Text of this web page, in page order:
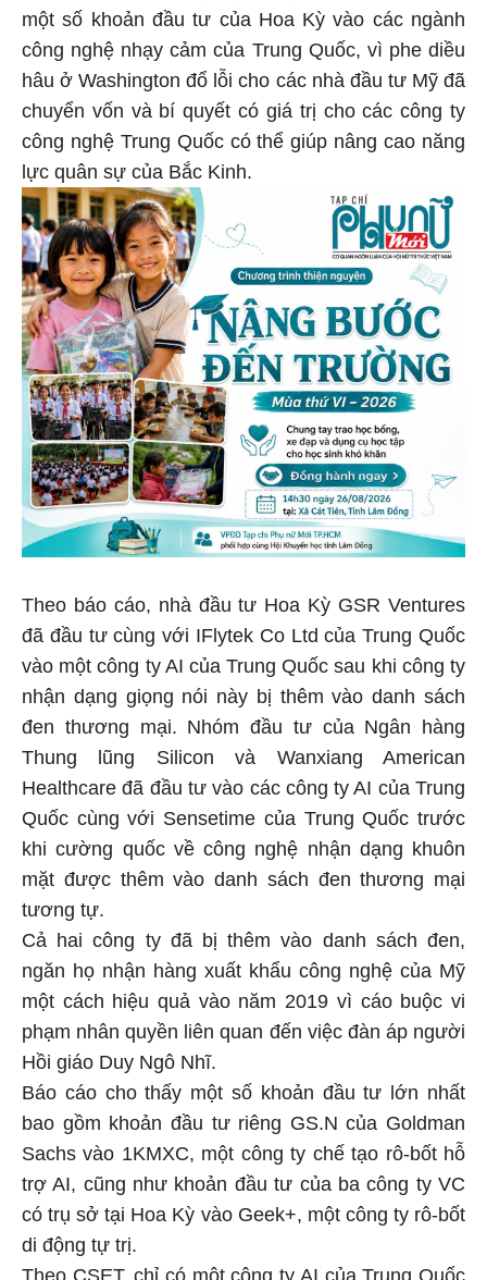
một số khoản đầu tư của Hoa Kỳ vào các ngành
công nghệ nhạy cảm của Trung Quốc, vì phe diều
hâu ở Washington đổ lỗi cho các nhà đầu tư Mỹ đã
chuyển vốn và bí quyết có giá trị cho các công ty
công nghệ Trung Quốc có thể giúp nâng cao năng
lực quân sự của Bắc Kinh.
Theo báo cáo, nhà đầu tư Hoa Kỳ GSR Ventures
đã đầu tư cùng với IFlytek Co Ltd của Trung Quốc
vào một công ty AI của Trung Quốc sau khi công ty
nhận dạng giọng nói này bị thêm vào danh sách
đen thương mại. Nhóm đầu tư của Ngân hàng
Thung lũng Silicon và Wanxiang American
Healthcare đã đầu tư vào các công ty AI của Trung
Quốc cùng với Sensetime của Trung Quốc trước
khi cường quốc về công nghệ nhận dạng khuôn
mặt được thêm vào danh sách đen thương mại
tương tự.
Cả hai công ty đã bị thêm vào danh sách đen,
ngăn họ nhận hàng xuất khẩu công nghệ của Mỹ
một cách hiệu quả vào năm 2019 vì cáo buộc vi
phạm nhân quyền liên quan đến việc đàn áp người
Hồi giáo Duy Ngô Nhĩ.
Báo cáo cho thấy một số khoản đầu tư lớn nhất
bao gồm khoản đầu tư riêng GS.N của Goldman
Sachs vào 1KMXC, một công ty chế tạo rô-bốt hỗ
trợ AI, cũng như khoản đầu tư của ba công ty VC
có trụ sở tại Hoa Kỳ vào Geek+, một công ty rô-bốt
di động tự trị.
Theo CSET, chỉ có một công ty AI của Trung Quốc